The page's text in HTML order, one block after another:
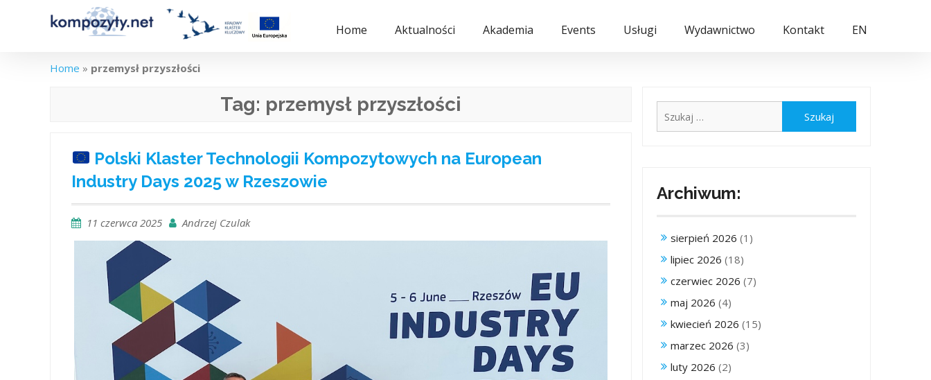
Home Aktualności Akademia Events Usługi Wydawnictwo Kontakt EN
Home » przemysł przyszłości
Tag: przemysł przyszłości
Polski Klaster Technologii Kompozytowych na European
Industry Days 2025 w Rzeszowie
11 czerwca 2025 Andrzej Czulak
Archiwum:
sierpień 2026 (1)
lipiec 2026 (18)
czerwiec 2026 (7)
maj 2026 (4)
kwiecień 2026 (15)
marzec 2026 (3)
luty 2026 (2)